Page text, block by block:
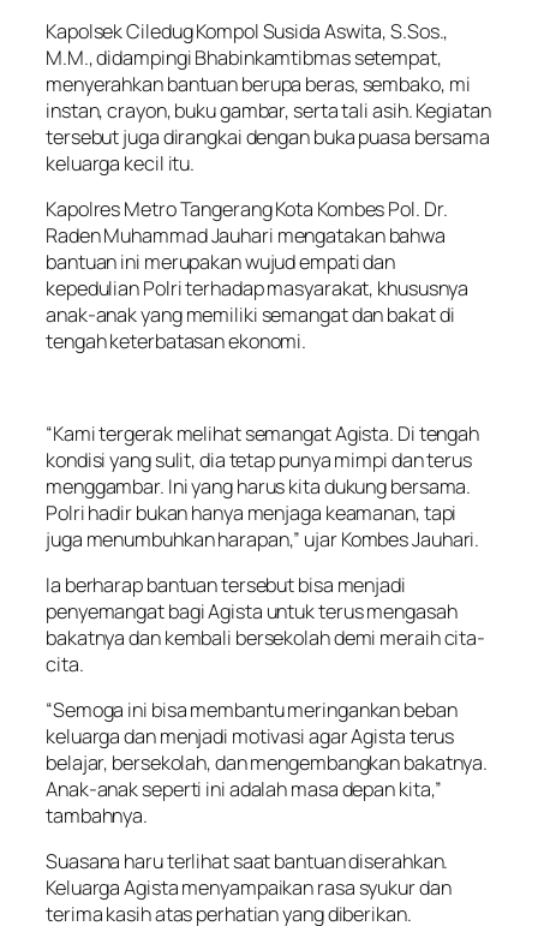
Kapolsek Ciledug Kompol Susida Aswita, S.Sos.,
M.M., didampingi Bhabinkamtibmas setempat,
menyerahkan bantuan berupa beras, sembako, mi
instan, crayon, buku gambar, serta tali asih. Kegiatan
tersebut juga dirangkai dengan buka puasa bersama
keluarga kecil itu.
Kapolres Metro Tangerang Kota Kombes Pol. Dr.
Raden Muhammad Jauhari mengatakan bahwa
bantuan ini merupakan wujud empati dan
kepedulian Polri terhadap masyarakat, khususnya
anak-anak yang memiliki semangat dan bakat di
tengah keterbatasan ekonomi.
“Kami tergerak melihat semangat Agista. Di tengah
kondisi yang sulit, dia tetap punya mimpi dan terus
menggambar. Ini yang harus kita dukung bersama.
Polri hadir bukan hanya menjaga keamanan, tapi
juga menumbuhkan harapan,” ujar Kombes Jauhari.
Ia berharap bantuan tersebut bisa menjadi
penyemangat bagi Agista untuk terus mengasah
bakatnya dan kembali bersekolah demi meraih cita-
cita.
“Semoga ini bisa membantu meringankan beban
keluarga dan menjadi motivasi agar Agista terus
belajar, bersekolah, dan mengembangkan bakatnya.
Anak-anak seperti ini adalah masa depan kita,”
tambahnya.
Suasana haru terlihat saat bantuan diserahkan.
Keluarga Agista menyampaikan rasa syukur dan
terima kasih atas perhatian yang diberikan.